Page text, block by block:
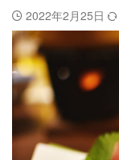
2022年2月25日